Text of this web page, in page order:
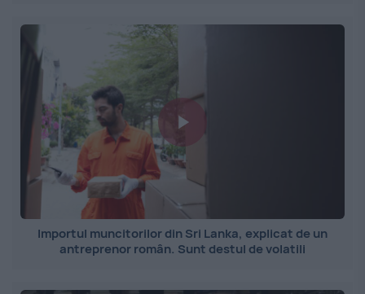
Importul muncitorilor din Sri Lanka, explicat de un
antreprenor român. Sunt destul de volatili